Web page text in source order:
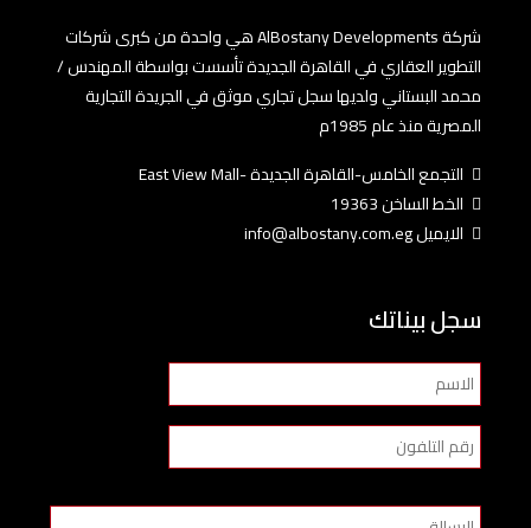
شركة AlBostany Developments هي واحدة من كبرى شركات
التطوير العقاري في القاهرة الجديدة تأسست بواسطة المهندس /
محمد البستاني ولديها سجل تجاري موثق في الجريدة التجارية
المصرية منذ عام 1985م
التجمع الخامس-القاهرة الجديدة -East View Mall
الخط الساخن 19363
الايميل info@albostany.com.eg
سجل بيناتك